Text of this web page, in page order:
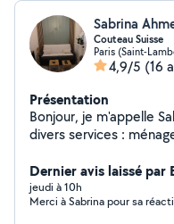
Sabrina
Couteau Suisse
Paris (Saint-
4,9/5 (16
Présentation
Bonjour, je m'appelle
divers services :
Je suis ponctuelle,
travail est toujours
à ce que tout le monde
Dernier avis laissé par
jeudi à 10h
Merci à Sabrina pour sa